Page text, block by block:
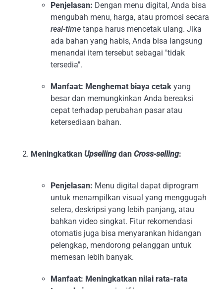
Penjelasan: Dengan menu digital, Anda bisa
mengubah menu, harga, atau promosi secara
real-time tanpa harus mencetak ulang. Jika
ada bahan yang habis, Anda bisa langsung
menandai item tersebut sebagai "tidak
tersedia".
Manfaat: Menghemat biaya cetak yang
besar dan memungkinkan Anda bereaksi
cepat terhadap perubahan pasar atau
ketersediaan bahan.
MeningkatkanUpselling danCross-selling:
Penjelasan: Menu digital dapat diprogram
untuk menampilkan visual yang menggugah
selera, deskripsi yang lebih panjang, atau
bahkan video singkat. Fitur rekomendasi
otomatis juga bisa menyarankan hidangan
pelengkap, mendorong pelanggan untuk
memesan lebih banyak.
Manfaat: Meningkatkan nilai rata-rata